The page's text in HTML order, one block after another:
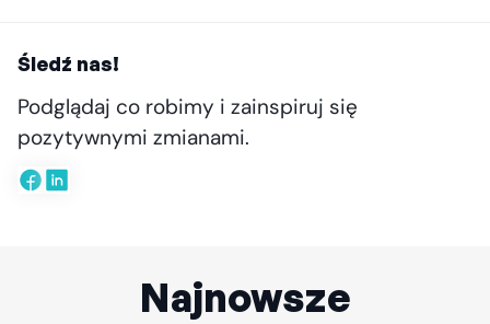
Śledź nas!
Podglądaj co robimy i zainspiruj się
pozytywnymi zmianami.
Najnowsze